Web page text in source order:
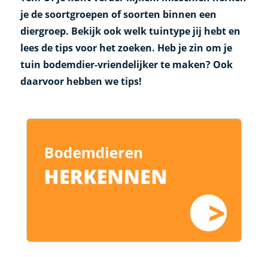
je de soortgroepen of soorten binnen een
diergroep. Bekijk ook welk tuintype jij hebt en
lees de tips voor het zoeken. Heb je zin om je
tuin bodemdier-vriendelijker te maken? Ook
daarvoor hebben we tips!